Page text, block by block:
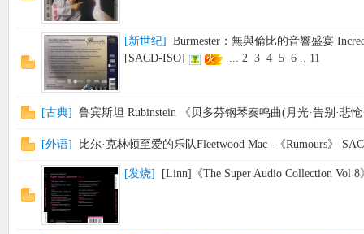
[新世纪]
Burmester：無與倫比的音響盛宴
[SACD-ISO]
... 2 3 4 5 6 .. 11
[古典] 鲁宾斯坦 Rubinstein 《贝多芬钢琴奏鸣曲(月光·告别·悲
[外语] 比尔·克林顿至爱的乐队Fleetwood Mac -《Rumours》
[发烧] [Linn]《The Super Audio Collection Vol